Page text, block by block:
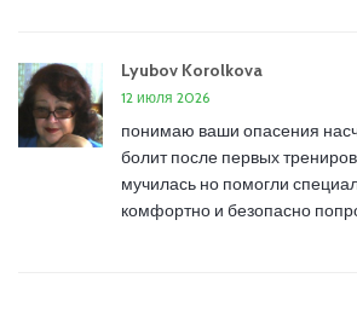
Lyubov Korolkova
12 июля 2026
понимаю ваши опасения
болит после первых
мучилась но помогли
комфортно и безопасно